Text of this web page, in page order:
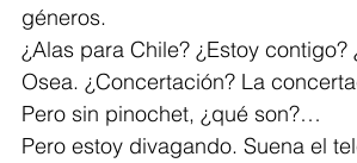
géneros.
¿Alas para Chile? ¿Estoy contigo?
Osea. ¿Concertación? La
Pero sin pinochet, ¿qué son?…
Pero estoy divagando. Suena el